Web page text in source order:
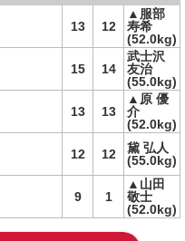
13 12
▲服部
寿希
(52.0kg)
15 14
武士沢
友治
(55.0kg)
13 13
▲原 優
介
(52.0kg)
12 12
黛 弘人
(55.0kg)
9 1
▲山田
敬士
(52.0kg)